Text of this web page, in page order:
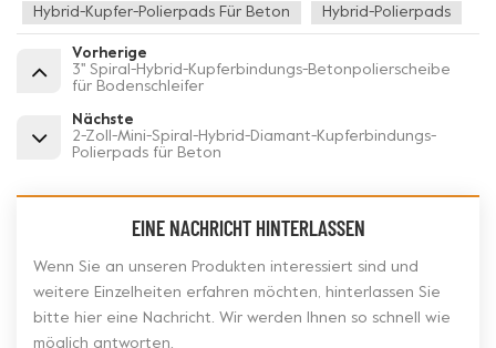
Hybrid-Kupfer-Polierpads Für Beton Hybrid-Polierpads
Vorherige
3'' Spiral-Hybrid-Kupferbindungs-Betonpolierscheibe
für Bodenschleifer
Nächste
2-Zoll-Mini-Spiral-Hybrid-Diamant-Kupferbindungs-
Polierpads für Beton
EINE NACHRICHT HINTERLASSEN
Wenn Sie an unseren Produkten interessiert sind und
weitere Einzelheiten erfahren möchten, hinterlassen Sie
bitte hier eine Nachricht. Wir werden Ihnen so schnell wie
möglich antworten.